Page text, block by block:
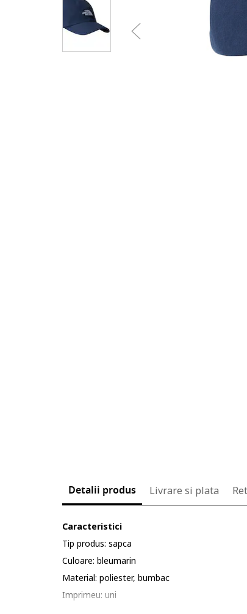
Detalii produs Livrare si plata
Caracteristici
Tip produs: sapca
Culoare: bleumarin
Material: poliester, bumbac
Imprimeu: uni